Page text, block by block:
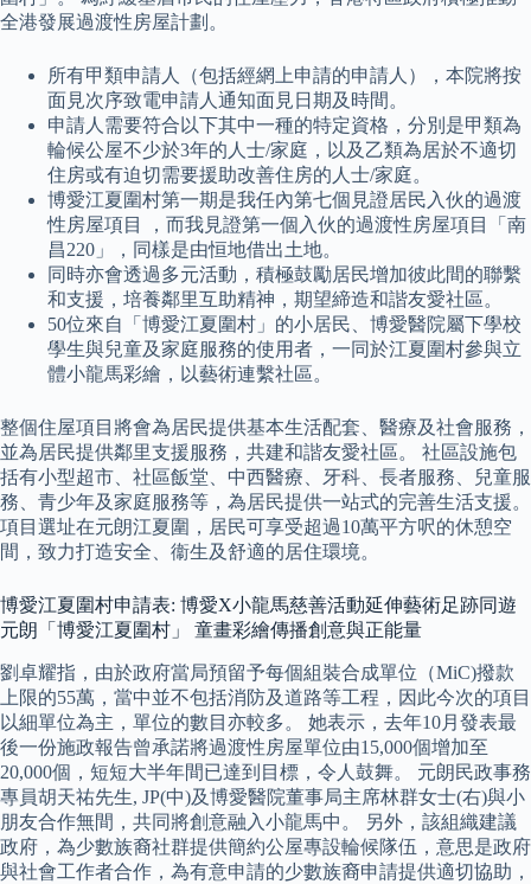
全港發展過渡性房屋計劃。
所有甲類申請人（包括經網上申請的申請人），本院將按
面見次序致電申請人通知面見日期及時間。
申請人需要符合以下其中一種的特定資格，分別是甲類為
輪候公屋不少於3年的人士/家庭，以及乙類為居於不適切
住房或有迫切需要援助改善住房的人士/家庭。
博愛江夏圍村第一期是我任內第七個見證居民入伙的過渡
性房屋項目 ，而我見證第一個入伙的過渡性房屋項目「南
昌220」，同樣是由恒地借出土地。
同時亦會透過多元活動，積極鼓勵居民增加彼此間的聯繫
和支援，培養鄰里互助精神，期望締造和諧友愛社區。
50位來自「博愛江夏圍村」的小居民、博愛醫院屬下學校
學生與兒童及家庭服務的使用者，一同於江夏圍村參與立
體小龍馬彩繪，以藝術連繫社區。
整個住屋項目將會為居民提供基本生活配套、醫療及社會服務，
並為居民提供鄰里支援服務，共建和諧友愛社區。 社區設施包
括有小型超市、社區飯堂、中西醫療、牙科、長者服務、兒童服
務、青少年及家庭服務等，為居民提供一站式的完善生活支援。
項目選址在元朗江夏圍，居民可享受超過10萬平方呎的休憩空
間，致力打造安全、衞生及舒適的居住環境。
博愛江夏圍村申請表: 博愛X小龍馬慈善活動延伸藝術足跡同遊
元朗「博愛江夏圍村」 童畫彩繪傳播創意與正能量
劉卓耀指，由於政府當局預留予每個組裝合成單位（MiC)撥款
上限的55萬，當中並不包括消防及道路等工程，因此今次的項目
以細單位為主，單位的數目亦較多。 她表示，去年10月發表最
後一份施政報告曾承諾將過渡性房屋單位由15,000個增加至
20,000個，短短大半年間已達到目標，令人鼓舞。 元朗民政事務
專員胡天祐先生, JP(中)及博愛醫院董事局主席林群女士(右)與小
朋友合作無間，共同將創意融入小龍馬中。 另外，該組織建議
政府，為少數族裔社群提供簡約公屋專設輪候隊伍，意思是政府
與社會工作者合作，為有意申請的少數族裔申請提供適切協助，